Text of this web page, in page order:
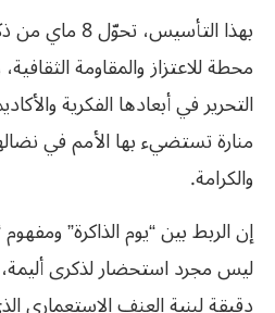
بهذا التأسيس،
محطة للاعتزاز والمقاومة
التحرير في أبعادها الفكرية
منارة تستضيء بها الأمم في
والكرامة.
إن الربط بين “يوم الذاكرة” ومفهوم
ليس مجرد استحضار لذكرى